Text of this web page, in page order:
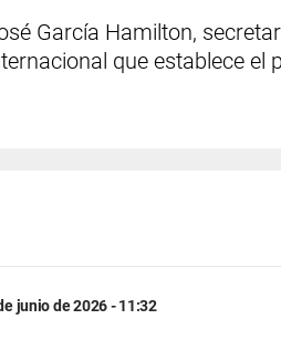
García Hamilton,
que establece el
junio de 2026 - 11:32